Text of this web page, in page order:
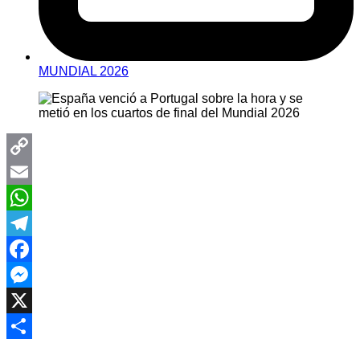
MUNDIAL 2026
Copy
Link
Email
WhatsApp
Telegram
Facebook
Messenger
X